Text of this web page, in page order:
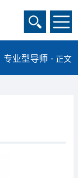
专业型导师 正文